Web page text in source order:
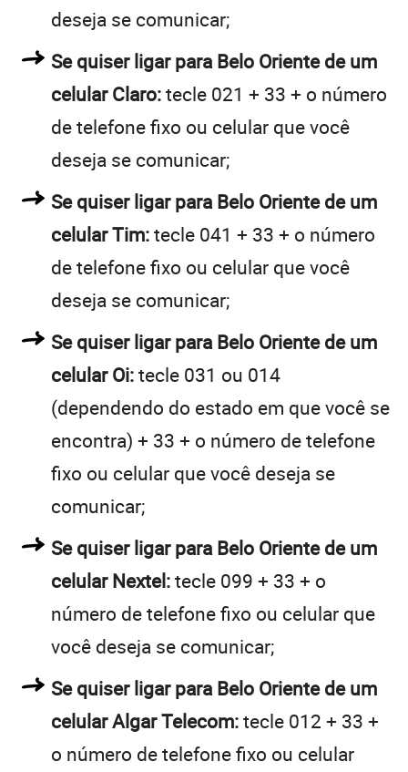
deseja se comunicar;
Se quiser ligar para Belo Oriente de um
celular Claro:tecle 021 + 33 + o número
de telefone fixo ou celular que você
deseja se comunicar;
Se quiser ligar para Belo Oriente de um
celular Tim:tecle 041 + 33 + o número
de telefone fixo ou celular que você
deseja se comunicar;
Se quiser ligar para Belo Oriente de um
celular Oi:tecle 031 ou 014
(dependendo do estado em que você se
encontra) + 33 + o número de telefone
fixo ou celular que você deseja se
comunicar;
Se quiser ligar para Belo Oriente de um
celular Nextel:tecle 099 + 33 + o
número de telefone fixo ou celular que
você deseja se comunicar;
Se quiser ligar para Belo Oriente de um
celular Algar Telecom:tecle 012 + 33 +
o número de telefone fixo ou celular